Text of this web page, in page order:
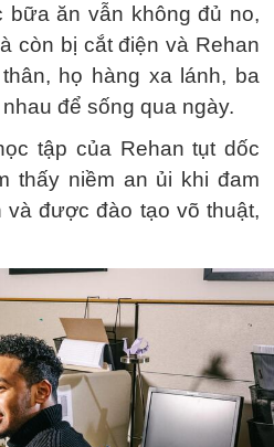
bữa ăn vẫn không đủ no,
còn bị cắt điện và Rehan
họ hàng xa lánh, ba
để sống qua ngày.
tập của Rehan tụt dốc
thấy niềm an ủi khi đam
và được đào tạo võ thuật,